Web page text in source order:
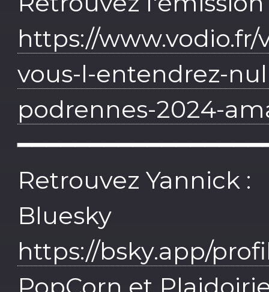
https://
vous-l-entendrez-
podrennes-2024-
Retrouvez Yannick :
Bluesky
https://bsky.app/